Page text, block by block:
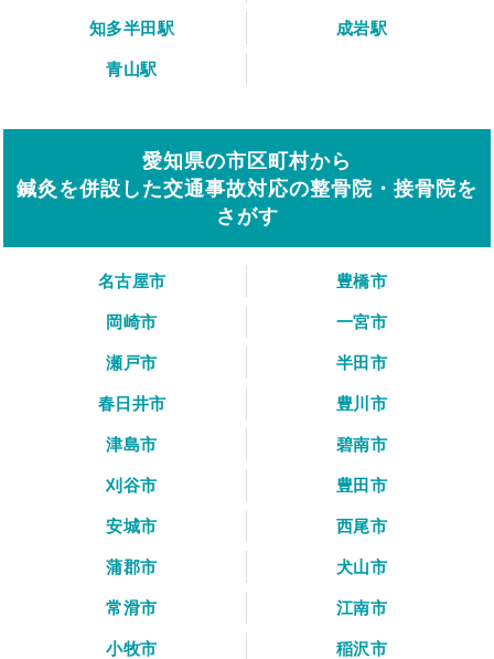
知多半田駅
成岩駅
青山駅
愛知県の市区町村から
鍼灸を併設した交通事故対応の整骨院・接骨院を
さがす
名古屋市
豊橋市
岡崎市
一宮市
瀬戸市
半田市
春日井市
豊川市
津島市
碧南市
刈谷市
豊田市
安城市
西尾市
蒲郡市
犬山市
常滑市
江南市
小牧市
稲沢市